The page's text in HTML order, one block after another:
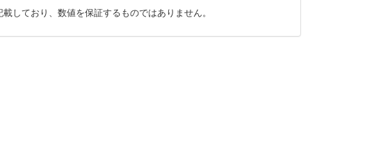
しており、数値を保証するものではありません。